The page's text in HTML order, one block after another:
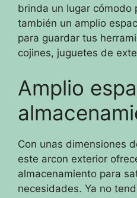
brinda un lugar cómodo
también un amplio
para guardar tus
cojines, juguetes de
Amplio
Con unas dimensiones
este arcon exterior
almacenamiento para
necesidades. Ya no